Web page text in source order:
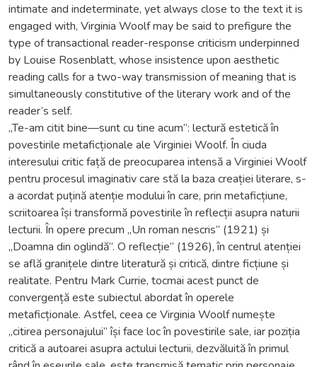
intimate and indeterminate, yet always close to the text it is
engaged with, Virginia Woolf may be said to prefigure the
type of transactional reader-response criticism underpinned
by Louise Rosenblatt, whose insistence upon aesthetic
reading calls for a two-way transmission of meaning that is
simultaneously constitutive of the literary work and of the
reader’s self.
„Te-am citit bine—sunt cu tine acum”: lectură estetică în
povestirile metaficționale ale Virginiei Woolf. În ciuda
interesului critic față de preocuparea intensă a Virginiei Woolf
pentru procesul imaginativ care stă la baza creației literare, s-
a acordat puțină atenție modului în care, prin metaficțiune,
scriitoarea își transformă povestirile în reflecții asupra naturii
lecturii. În opere precum „Un roman nescris” (1921) și
„Doamna din oglindă”. O reflecție” (1926), în centrul atenției
se află granițele dintre literatură și critică, dintre ficțiune și
realitate. Pentru Mark Currie, tocmai acest punct de
convergență este subiectul abordat în operele
metaficționale. Astfel, ceea ce Virginia Woolf numește
„citirea personajului” își face loc în povestirile sale, iar poziția
critică a autoarei asupra actului lecturii, dezvăluită în primul